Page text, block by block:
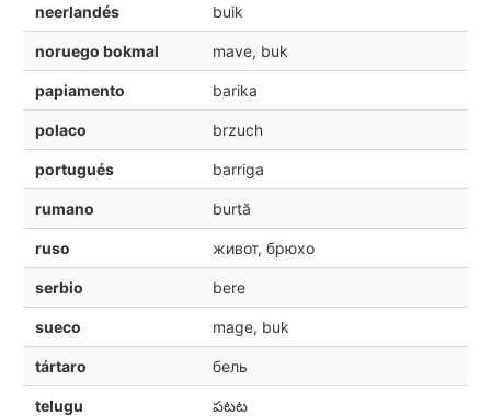
neerlandés buik
noruego bokmal mave, buk
papiamento barika
polaco brzuch
portugués barriga
rumano burtă
ruso живот, брюхо
serbio bere
sueco mage, buk
tártaro бель
telugu పటట